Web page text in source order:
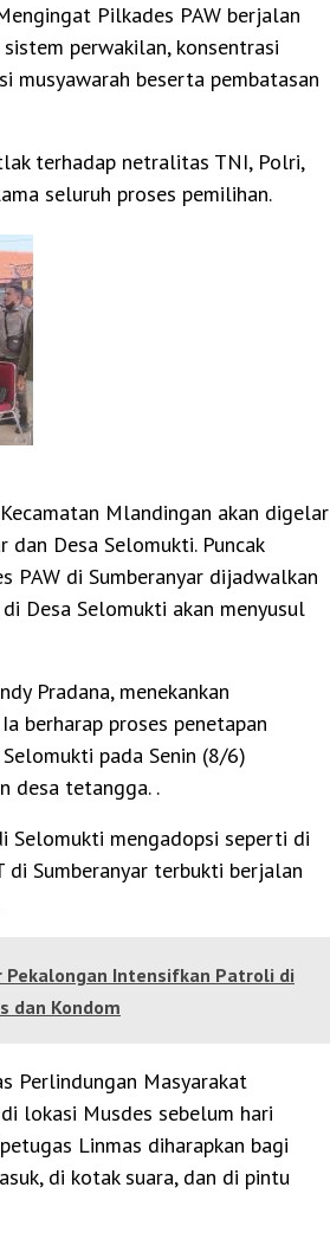
Pilkades PAW berjalan
perwakilan, konsentrasi
musyawarah beserta pembatasan
terhadap netralitas TNI, Polri,
seluruh proses pemilihan.
Mlandingan akan digelar
dan Desa Selomukti. Puncak
PAW di Sumberanyar dijadwalkan
Desa Selomukti akan menyusul
Pradana, menekankan
berharap proses penetapan
pada Senin (8/6)
desa tetangga. .
Selomukti mengadopsi seperti di
di Sumberanyar terbukti berjalan
Pekalongan Intensifkan Patroli di
dan Kondom
Perlindungan Masyarakat
lokasi Musdes sebelum hari
Linmas diharapkan bagi
di kotak suara, dan di pintu